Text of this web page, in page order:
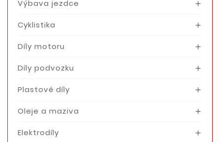
Výbava jezdce 
Cyklistika 
Díly motoru 
Díly podvozku 
Plastové díly 
Oleje a maziva 
Elektrodíly 